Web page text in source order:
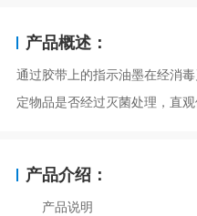
产品概述：
通过胶带上的指示油墨在经消
定物品是否经过灭菌处理，直
产品介绍：
产品说明